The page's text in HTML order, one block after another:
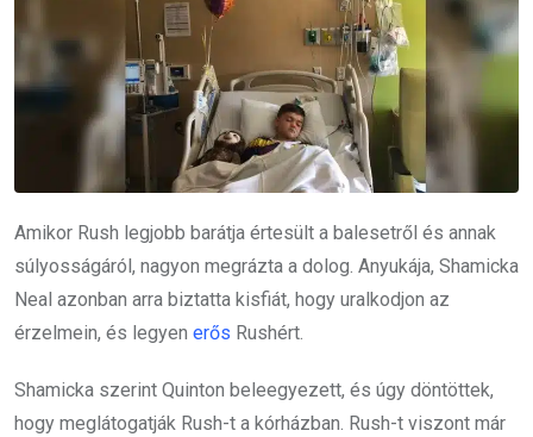
Amikor Rush legjobb barátja értesült a balesetről és annak
súlyosságáról, nagyon megrázta a dolog. Anyukája, Shamicka
Neal azonban arra biztatta kisfiát, hogy uralkodjon az
érzelmein, és legyen erős Rushért.
Shamicka szerint Quinton beleegyezett, és úgy döntöttek,
hogy meglátogatják Rush-t a kórházban. Rush-t viszont már